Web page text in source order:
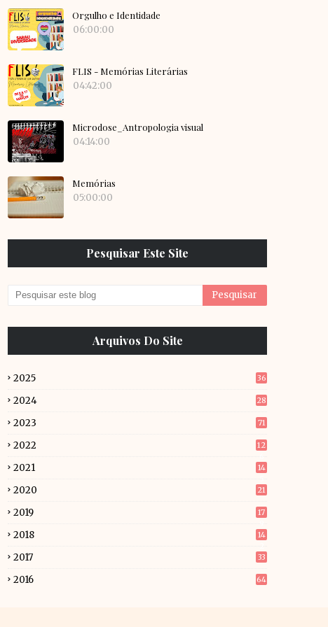
Orgulho e Identidade
06:00:00
FLIS - Memórias Literárias
04:42:00
Microdose_Antropologia visual
04:14:00
Memórias
05:00:00
Pesquisar Este Site
Arquivos Do Site
2025 36
2024 28
2023 71
2022
12
2021
14
2020 21
2019
17
2018
14
2017 33
2016 64